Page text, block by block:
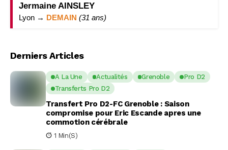
Jermaine AINSLEY
Lyon → DEMAIN (31 ans)
Derniers Articles
A La Une Actualités Grenoble
Pro D2
Transferts Pro D2
Transfert Pro D2-FC Grenoble : Saison
compromise pour Eric Escande apres une
commotion cérébrale
1 Min(s)